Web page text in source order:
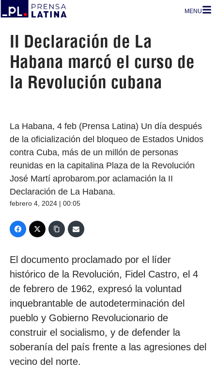
MENU
II Declaración de La
Habana marcó el curso de
la Revolución cubana
La Habana, 4 feb (Prensa Latina) Un día después
de la oficialización del bloqueo de Estados Unidos
contra Cuba, más de un millón de personas
reunidas en la capitalina Plaza de la Revolución
José Martí aprobarom.por aclamación la II
Declaración de La Habana.
febrero 4, 2024 | 00:05
El documento proclamado por el líder
histórico de la Revolución, Fidel Castro, el 4
de febrero de 1962, expresó la voluntad
inquebrantable de autodeterminación del
pueblo y Gobierno Revolucionario de
construir el socialismo, y de defender la
soberanía del país frente a las agresiones del
vecino del norte.